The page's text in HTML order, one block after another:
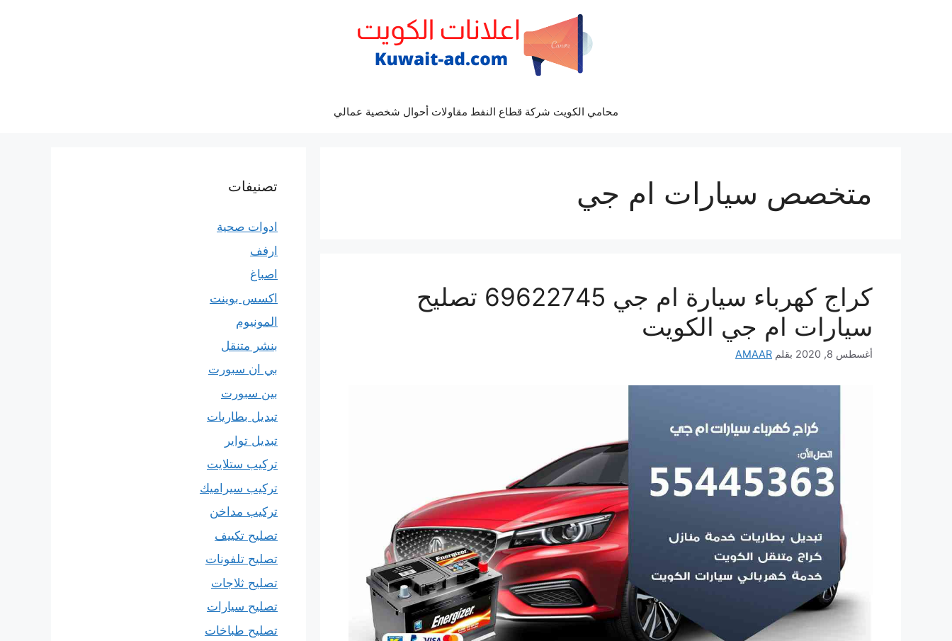
محامي الكويت شركة قطاع النفط مقاولات أحوال شخصية عمالي
متخصص سيارات ام جي
كراج كهرباء سيارة ام جي 69622745 تصليح
سيارات ام جي الكويت
أغسطس 8, 2020 بقلم AMAAR
تصنيفات
ادوات صحية
ارفف
اصباغ
اكسس بوينت
المونيوم
بنشر متنقل
بي ان سبورت
بين سبورت
تبديل بطاريات
تبديل تواير
تركيب ستلايت
تركيب سيراميك
تركيب مداخن
تصليح تكييف
تصليح تلفونات
تصليح ثلاجات
تصليح سيارات
تصليح طباخات